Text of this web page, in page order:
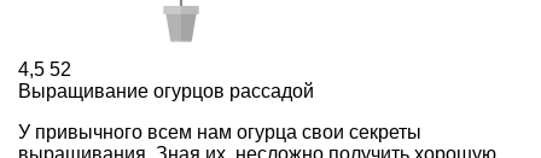
4,5 52
Выращивание огурцов рассадой
У привычного всем нам огурца свои секреты
выращивания. Зная их, несложно получить хорошую